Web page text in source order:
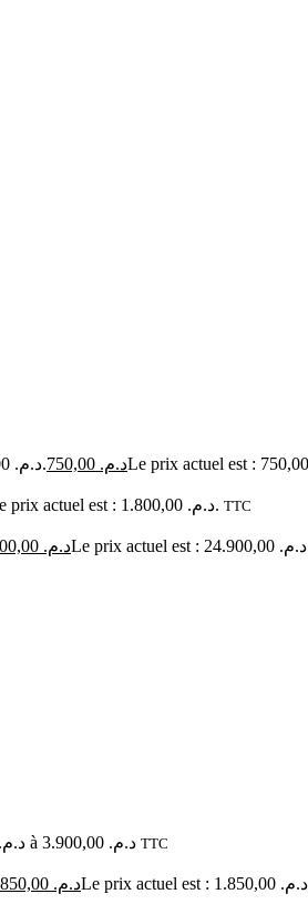
Le prix initial était : د.م. 800,00. د.م.
Le prix actuel est : د.م. 1.800,00. TTC
د.م.
Plage de prix : د.م. 2.200,00 à د.م. 3.900,00 TTC
د.م.